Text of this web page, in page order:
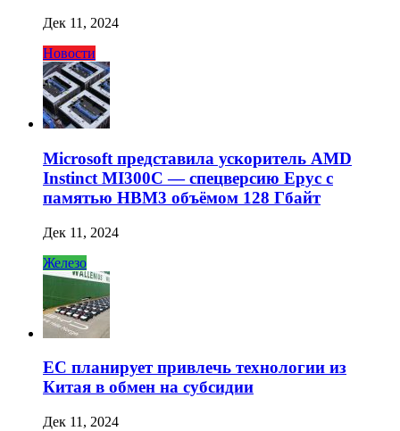
Дек 11, 2024
Новости
Microsoft представила ускоритель AMD
Instinct MI300C — спецверсию Epyc с
памятью HBM3 объёмом 128 Гбайт
Дек 11, 2024
Железо
ЕС планирует привлечь технологии из
Китая в обмен на субсидии
Дек 11, 2024